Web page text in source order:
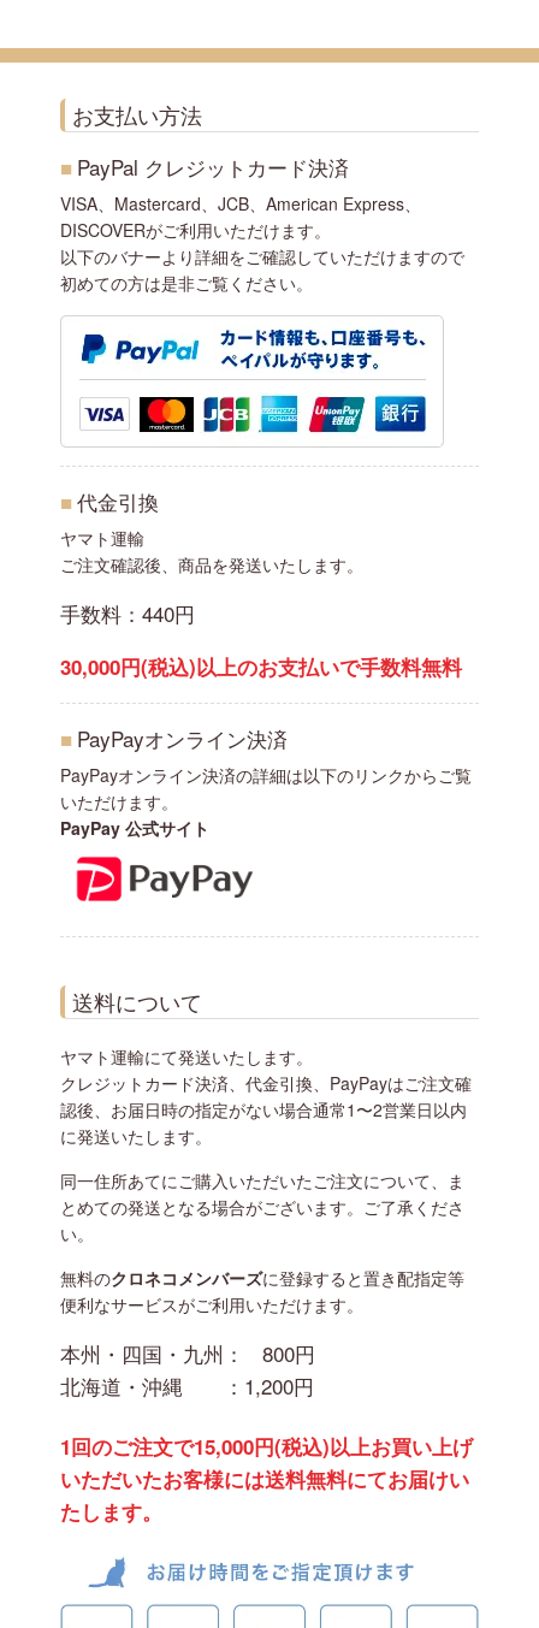
お支払い方法
■ PayPal クレジットカード決済
VISA、Mastercard、JCB、American Express、
DISCOVERがご利用いただけます。
以下のバナーより詳細をご確認していただけますので
初めての方は是非ご覧ください。
■代金引換
ヤマト運輸
ご注文確認後、商品を発送いたします。
手数料：440円
30,000円(税込)以上のお支払いで手数料無料
■ PayPayオンライン決済
PayPayオンライン決済の詳細は以下のリンクからご覧
いただけます。
PayPay 公式サイト
送料について
ヤマト運輸にて発送いたします。
クレジットカード決済、代金引換、PayPayはご注文確
認後、お届日時の指定がない場合通常1〜2営業日以内
に発送いたします。
同一住所あてにご購入いただいたご注文について、ま
とめての発送となる場合がございます。ご了承くださ
い。
無料のクロネコメンバーズに登録すると置き配指定等
便利なサービスがご利用いただけます。
本州・四国・九州：
800円
北海道・沖縄 ： 1,200円
1回のご注文で15,000円(税込)以上お買い上げ
いただいたお客様には送料無料にてお届けい
たします。